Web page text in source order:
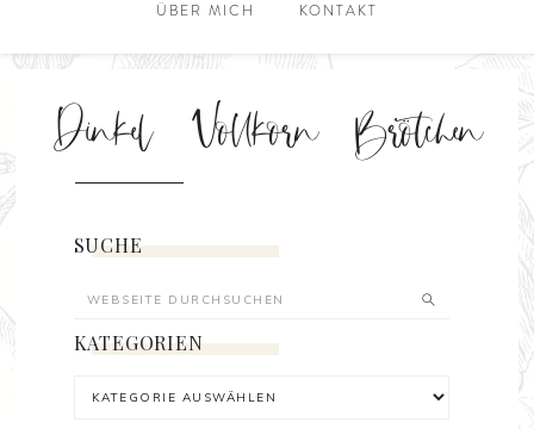
ÜBER MICH KONTAKT
Dinkel Vollkorn Brötchen
SUCHE
KATEGORIEN